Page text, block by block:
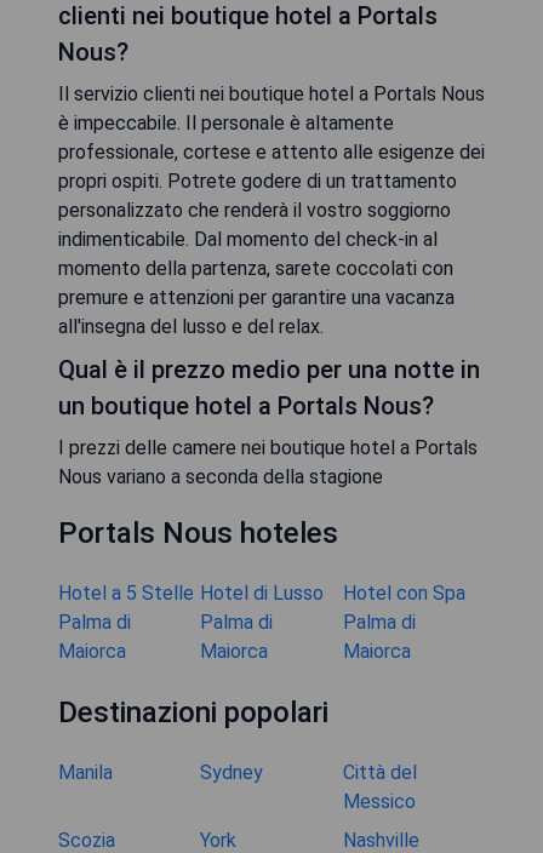
clienti nei boutique hotel a Portals
Nous?
Il servizio clienti nei boutique hotel a Portals Nous
è impeccabile. Il personale è altamente
professionale, cortese e attento alle esigenze dei
propri ospiti. Potrete godere di un trattamento
personalizzato che renderà il vostro soggiorno
indimenticabile. Dal momento del check-in al
momento della partenza, sarete coccolati con
premure e attenzioni per garantire una vacanza
all'insegna del lusso e del relax.
Qual è il prezzo medio per una notte in
un boutique hotel a Portals Nous?
I prezzi delle camere nei boutique hotel a Portals
Nous variano a seconda della stagione
Portals Nous hoteles
Hotel a 5 Stelle
Palma di
Maiorca
Hotel di Lusso
Palma di
Maiorca
Hotel con Spa
Palma di
Maiorca
Destinazioni popolari
Manila Sydney
Città del
Messico
Scozia
York Nashville